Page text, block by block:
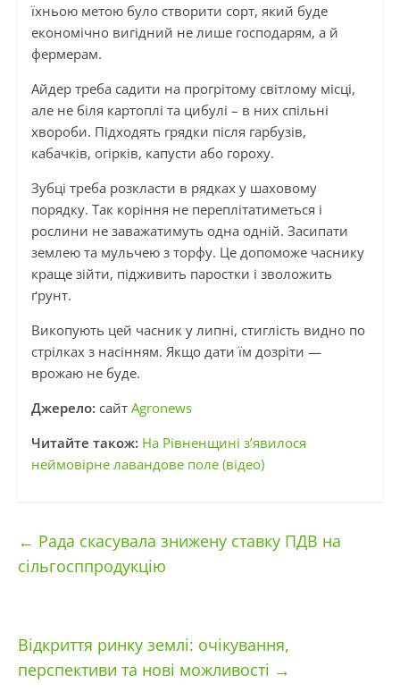
їхньою метою було створити сорт, який буде
економічно вигідний не лише господарям, а й
фермерам.
Айдер треба садити на прогрітому світлому місці,
але не біля картоплі та цибулі – в них спільні
хвороби. Підходять грядки після гарбузів,
кабачків, огірків, капусти або гороху.
Зубці треба розкласти в рядках у шаховому
порядку. Так коріння не переплітатиметься і
рослини не заважатимуть одна одній. Засипати
землею та мульчею з торфу. Це допоможе часнику
краще зійти, підживить паростки і зволожить
ґрунт.
Викопують цей часник у липні, стиглість видно по
стрілках з насінням. Якщо дати їм дозріти —
врожаю не буде.
Джерело: сайт Agronews
Читайте також: На Рівненщині з’явилося
неймовірне лавандове поле (відео)
← Рада скасувала знижену ставку ПДВ на
сільгосппродукцію
Відкриття ринку землі: очікування,
перспективи та нові можливості →